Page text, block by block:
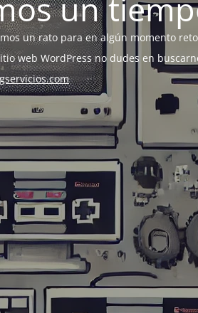
un
un rato para en algún momento
web WordPress no dudes en